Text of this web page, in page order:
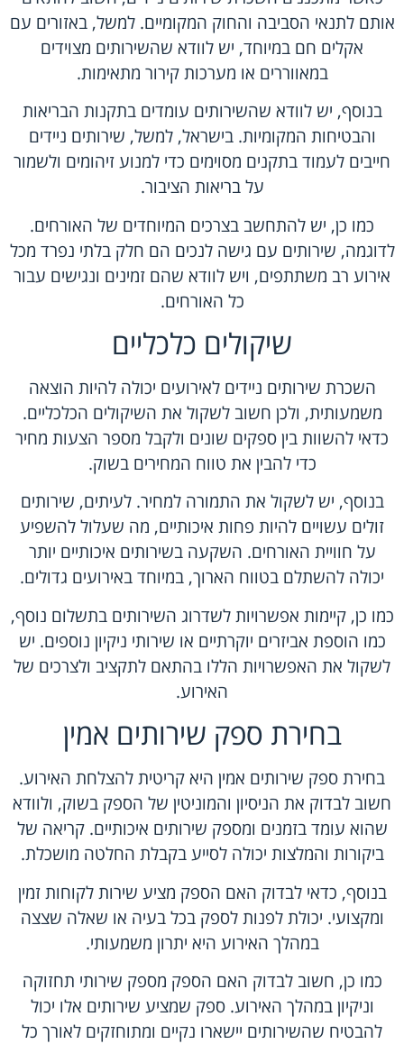
אותם לתנאי הסביבה והחוק המקומיים. למשל, באזורים עם
אקלים חם במיוחד, יש לוודא שהשירותים מצוידים
במאווררים או מערכות קירור מתאימות.
בנוסף, יש לוודא שהשירותים עומדים בתקנות הבריאות
והבטיחות המקומיות. בישראל, למשל, שירותים ניידים
חייבים לעמוד בתקנים מסוימים כדי למנוע זיהומים ולשמור
על בריאות הציבור.
כמו כן, יש להתחשב בצרכים המיוחדים של האורחים.
לדוגמה, שירותים עם גישה לנכים הם חלק בלתי נפרד מכל
אירוע רב משתתפים, ויש לוודא שהם זמינים ונגישים עבור
כל האורחים.
שיקולים כלכליים
השכרת שירותים ניידים לאירועים יכולה להיות הוצאה
משמעותית, ולכן חשוב לשקול את השיקולים הכלכליים.
כדאי להשוות בין ספקים שונים ולקבל מספר הצעות מחיר
כדי להבין את טווח המחירים בשוק.
בנוסף, יש לשקול את התמורה למחיר. לעיתים, שירותים
זולים עשויים להיות פחות איכותיים, מה שעלול להשפיע
על חוויית האורחים. השקעה בשירותים איכותיים יותר
יכולה להשתלם בטווח הארוך, במיוחד באירועים גדולים.
כמו כן, קיימות אפשרויות לשדרוג השירותים בתשלום נוסף,
כמו הוספת אביזרים יוקרתיים או שירותי ניקיון נוספים. יש
לשקול את האפשרויות הללו בהתאם לתקציב ולצרכים של
האירוע.
בחירת ספק שירותים אמין
בחירת ספק שירותים אמין היא קריטית להצלחת האירוע.
חשוב לבדוק את הניסיון והמוניטין של הספק בשוק, ולוודא
שהוא עומד בזמנים ומספק שירותים איכותיים. קריאה של
ביקורות והמלצות יכולה לסייע בקבלת החלטה מושכלת.
בנוסף, כדאי לבדוק האם הספק מציע שירות לקוחות זמין
ומקצועי. יכולת לפנות לספק בכל בעיה או שאלה שצצה
במהלך האירוע היא יתרון משמעותי.
כמו כן, חשוב לבדוק האם הספק מספק שירותי תחזוקה
וניקיון במהלך האירוע. ספק שמציע שירותים אלו יכול
להבטיח שהשירותים יישארו נקיים ומתוחזקים לאורך כל